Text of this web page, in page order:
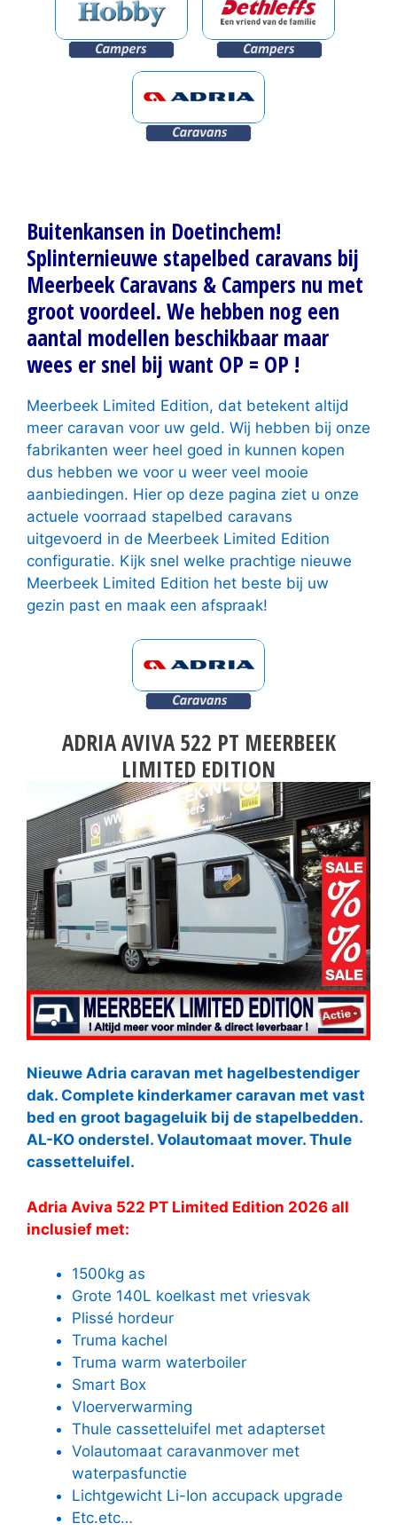
Buitenkansen in Doetinchem!
Splinternieuwe stapelbed caravans bij
Meerbeek Caravans & Campers nu met
groot voordeel. We hebben nog een
aantal modellen beschikbaar maar
wees er snel bij want OP = OP !
Meerbeek Limited Edition, dat betekent altijd
meer caravan voor uw geld. Wij hebben bij onze
fabrikanten weer heel goed in kunnen kopen
dus hebben we voor u weer veel mooie
aanbiedingen. Hier op deze pagina ziet u onze
actuele voorraad stapelbed caravans
uitgevoerd in de Meerbeek Limited Edition
configuratie. Kijk snel welke prachtige nieuwe
Meerbeek Limited Edition het beste bij uw
gezin past en maak een afspraak!
ADRIA AVIVA 522 PT MEERBEEK
LIMITED EDITION
Nieuwe Adria caravan met hagelbestendiger
dak. Complete kinderkamer caravan met vast
bed en groot bagageluik bij de stapelbedden.
AL-KO onderstel. Volautomaat mover. Thule
cassetteluifel.
Adria Aviva 522 PT Limited Edition 2026 all
inclusief met:
1500kg as
Grote 140L koelkast met vriesvak
Plissé hordeur
Truma kachel
Truma warm waterboiler
Smart Box
Vloerverwarming
Thule cassetteluifel met adapterset
Volautomaat caravanmover met
waterpasfunctie
Lichtgewicht Li-Ion accupack upgrade
Etc.etc…